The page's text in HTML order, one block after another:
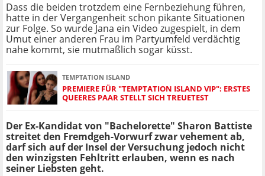
Dass die beiden trotzdem eine Fernbeziehung führen,
hatte in der Vergangenheit schon pikante Situationen
zur Folge. So wurde Jana ein Video zugespielt, in dem
Umut einer anderen Frau im Partyumfeld verdächtig
nahe kommt, sie mutmaßlich sogar küsst.
TEMPTATION ISLAND
PREMIERE FÜR "TEMPTATION ISLAND VIP": ERSTES
QUEERES PAAR STELLT SICH TREUETEST
Der Ex-Kandidat von "Bachelorette" Sharon Battiste
streitet den Fremdgeh-Vorwurf zwar vehement ab,
darf sich auf der Insel der Versuchung jedoch nicht
den winzigsten Fehltritt erlauben, wenn es nach
seiner Liebsten geht.